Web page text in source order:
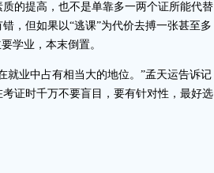
的提高，也不是单靠多一两个证所能代替
，但如果以“逃课”为代价去搏一张甚至多
学业，本末倒置。
业中占有相当大的地位。”孟天运告诉记
证时千万不要盲目，要有针对性，最好选